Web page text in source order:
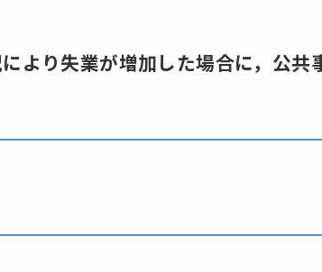
より失業が増加した場合に，公共